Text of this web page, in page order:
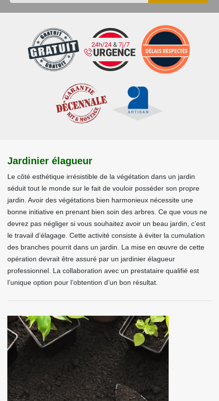
Jardinier élagueur
Le côté esthétique irrésistible de la végétation dans un jardin
séduit tout le monde sur le fait de vouloir posséder son propre
jardin. Avoir des végétations bien harmonieux nécessite une
bonne initiative en prenant bien soin des arbres. Ce que vous ne
devrez pas négliger si vous souhaitez avoir un beau jardin, c’est
le travail d’élagage. Cette activité consiste à éviter la cumulation
des branches pourrit dans un jardin. La mise en œuvre de cette
opération devrait être assuré par un jardinier élagueur
professionnel. La collaboration avec un prestataire qualifié est
l’unique option pour l’obtention d’un bon résultat.